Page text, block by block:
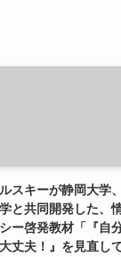
スキーが静岡大学
と共同開発した、
ー啓発教材「『自
丈夫！』を見直し